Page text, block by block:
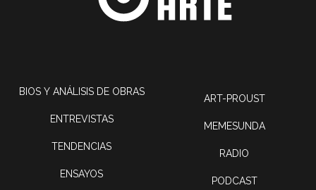
BIOS Y ANÁLISIS DE OBRAS
ENTREVISTAS
TENDENCIAS
ENSAYOS
ART-PROUST
MEMESUNDA
RADIO
PODCAST